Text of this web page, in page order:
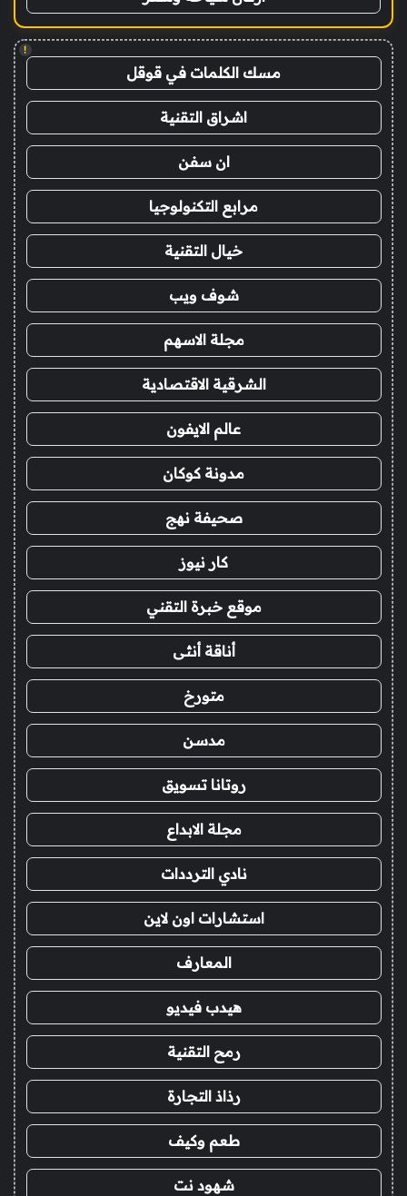
!
مسك الكلمات في قوقل
اشراق التقنية
ان سفن
مرابع التكنولوجيا
خيال التقنية
شوف ويب
مجلة الاسهم
الشرقية الاقتصادية
عالم الايفون
مدونة كوكان
صحيفة نهج
كار نيوز
موقع خبرة التقني
أناقة أنثى
متورخ
مدسن
روتانا تسويق
مجلة الابداع
نادي الترددات
استشارات اون لاين
المعارف
هيدب فيديو
رمح التقنية
رذاذ التجارة
طعم وكيف
شهود نت